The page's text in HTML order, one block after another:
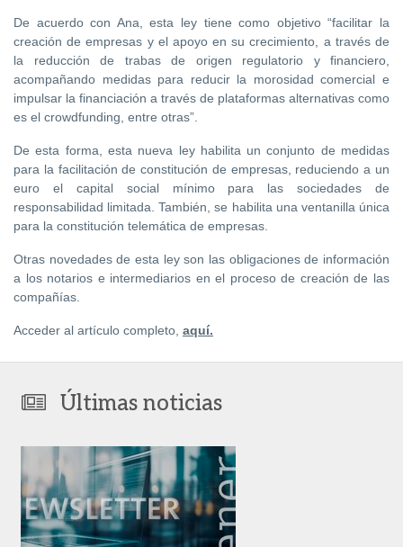
De acuerdo con Ana, esta ley tiene como objetivo “facilitar la
creación de empresas y el apoyo en su crecimiento, a través de
la reducción de trabas de origen regulatorio y financiero,
acompañando medidas para reducir la morosidad comercial e
impulsar la financiación a través de plataformas alternativas como
es el crowdfunding, entre otras”.
De esta forma, esta nueva ley habilita un conjunto de medidas
para la facilitación de constitución de empresas, reduciendo a un
euro el capital social mínimo para las sociedades de
responsabilidad limitada. También, se habilita una ventanilla única
para la constitución telemática de empresas.
Otras novedades de esta ley son las obligaciones de información
a los notarios e intermediarios en el proceso de creación de las
compañías.
Acceder al artículo completo, aquí.
Últimas noticias